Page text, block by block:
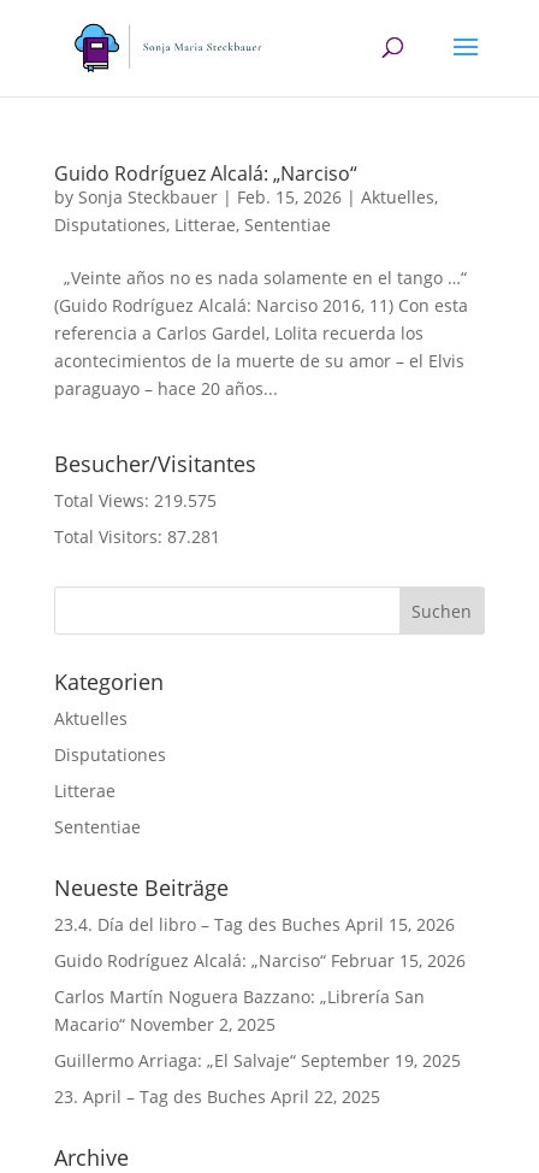
Guido Rodríguez Alcalá: „Narciso“
by Sonja Steckbauer| Feb. 15, 2026| Aktuelles,
Disputationes, Litterae, Sententiae
„Veinte años no es nada solamente en el tango …“
(Guido Rodríguez Alcalá: Narciso 2016, 11) Con esta
referencia a Carlos Gardel, Lolita recuerda los
acontecimientos de la muerte de su amor – el Elvis
paraguayo – hace 20 años...
Besucher/Visitantes
Total Views: 219.575
Total Visitors: 87.281
Kategorien
Aktuelles
Disputationes
Litterae
Sententiae
Neueste Beiträge
23.4. Día del libro – Tag des Buches April 15, 2026
Guido Rodríguez Alcalá: „Narciso“ Februar 15, 2026
Carlos Martín Noguera Bazzano: „Librería San
Macario“ November 2, 2025
Guillermo Arriaga: „El Salvaje“ September 19, 2025
23. April – Tag des Buches April 22, 2025
Archive